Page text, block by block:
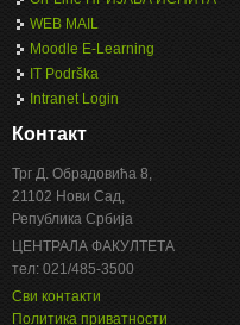
WEB MAIL
Moodle E-Learning
IT Podrška
Intranet Login
Контакт
Трг Д. Обрадовића 8,
21102 Нови Сад,
Република Србија
ЦЕНТРАЛА ФАКУЛТЕТА
тел: 021/485-3500
Сви контакти
Политика приватности